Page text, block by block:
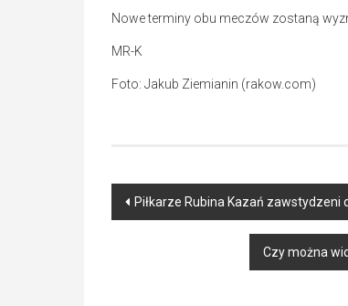
Nowe terminy obu meczów zostaną
MR-K
Foto: Jakub Ziemianin (rakow.com)
Post
Piłkarze Rubina Kazań
Czy można